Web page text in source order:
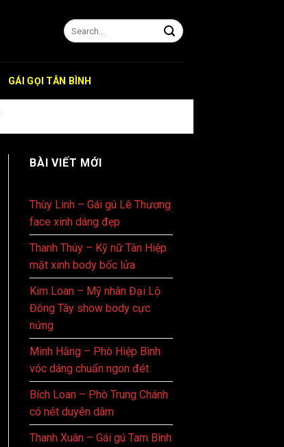
GÁI GỌI TÂN BÌNH
BÀI VIẾT MỚI
Thùy Linh – Gái gú Lê Thương
face xinh dáng đẹp
Thanh Thúy – Kỹ nữ Tân Hiệp
mặt xinh body bốc lửa
Kim Loan – Mỹ nhân Đại Lộ
Đông Tây show body cực
nứng
Minh Hằng – Phò Hiệp Bình
vóc dáng chuẩn ngon đét
Bích Loan – Phò Trung Chánh
có nét duyên dâm
Thanh Xuân – Gái gú Tam Bình